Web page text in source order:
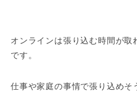
オンラインは張り込む時間が
です。
仕事や家庭の事情で張り込めそ